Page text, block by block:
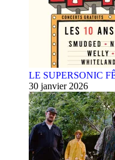
LE SUPERSONIC
30 janvier 2026